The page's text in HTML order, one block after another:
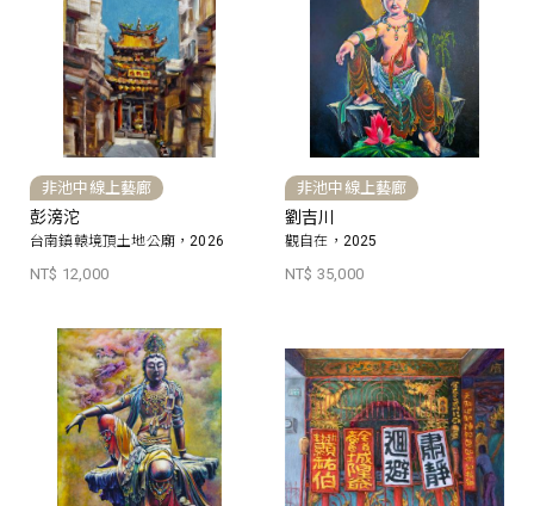
非池中線上藝廊
彭滂沱
台南鎮轅境頂土地公廟，2026
NT$ 12,000
非池中線上藝廊
劉吉川
觀自在，2025
NT$ 35,000